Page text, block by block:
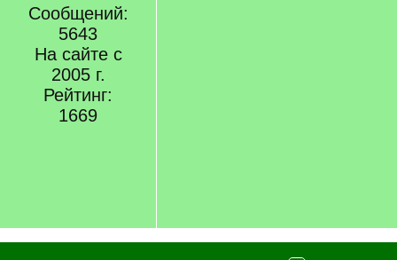
Сообщений:
5643
На сайте с
2005 г.
Рейтинг:
1669